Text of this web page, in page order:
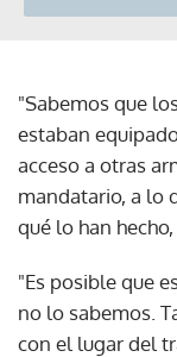
"Sabemos que
estaban
acceso a otras
mandatario, a lo
qué lo han
"Es posible que
no lo sabemos.
con el lugar del